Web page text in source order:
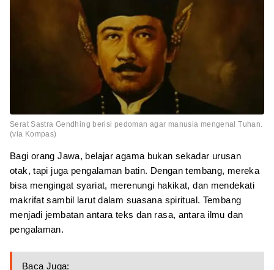
Serat Sastra Gendhing berisi pedoman agar manusia mengenal Tuhan.
(via Kompas)
Bagi orang Jawa, belajar agama bukan sekadar urusan
otak, tapi juga pengalaman batin. Dengan tembang, mereka
bisa mengingat syariat, merenungi hakikat, dan mendekati
makrifat sambil larut dalam suasana spiritual. Tembang
menjadi jembatan antara teks dan rasa, antara ilmu dan
pengalaman.
Baca Juga: